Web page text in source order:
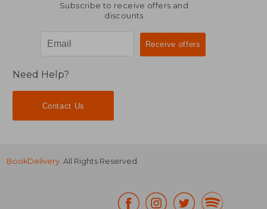
Subscribe to receive offers and
discounts
Need Help?
Contact Us
BookDelivery. All Rights Reserved.